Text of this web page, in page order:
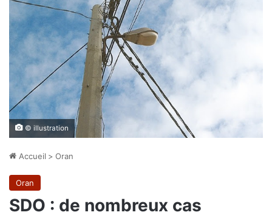
© illustration
Accueil > Oran
Oran
SDO : de nombreux cas